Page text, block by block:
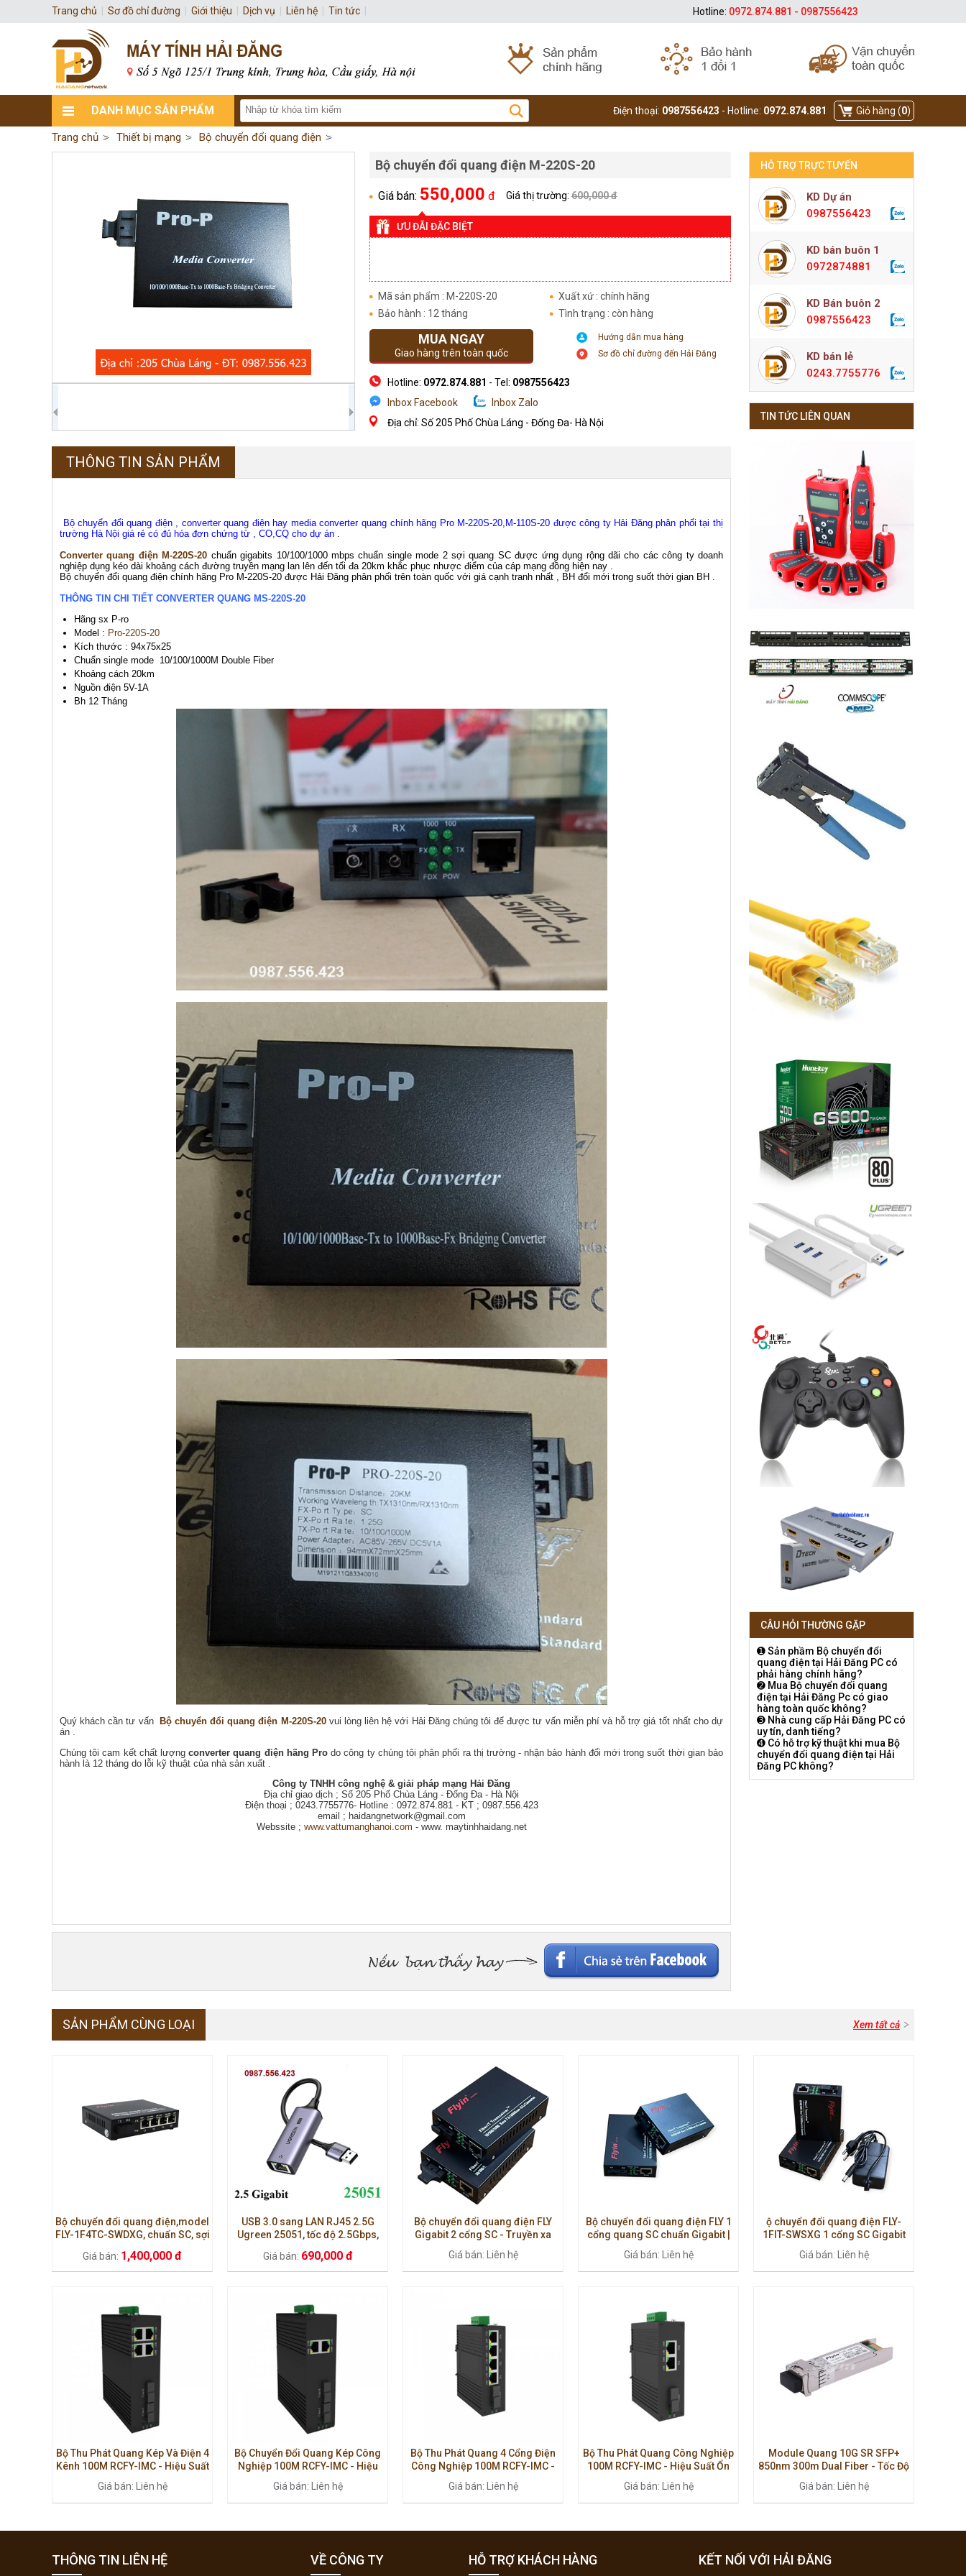
Giỏ hàng (0)
Điện thoại: 0987556423 - Hotline: 0972.874.881
DANH MỤC SẢN PHẨM
Trang chủ Thiết bị mạng Bộ chuyển đổi quang điện
Bộ chuyển đổi quang điện M-220S-20
Giá bán: 550,000 đ Giá thị trường: 600,000 đ
ƯU ĐÃI ĐẶC BIỆT
Mã sản phẩm : M-220S-20
Xuất xứ : chính hãng
Bảo hành : 12 tháng
Tình trạng : còn hàng
Hướng dẫn mua hàng
Sơ đồ chỉ đường đến Hải Đăng
MUA NGAY
Giao hàng trên toàn quốc
Hotline: 0972.874.881 - Tel: 0987556423
Inbox Facebook
Inbox Zalo
Địa chỉ: Số 205 Phố Chùa Láng - Đống Đa- Hà Nội
THÔNG TIN SẢN PHẨM
Bộ chuyển đổi quang điện , converter quang điện hay media converter quang chính hãng Pro M-220S-20,M-110S-20 được công ty Hải Đăng phân phối tại thị
trường Hà Nội giá rẻ có đủ hóa đơn chứng từ , CO,CQ cho dự án .
Converter quang điện M-220S-20 chuẩn gigabits 10/100/1000 mbps chuẩn single mode 2 sợi quang SC được ứng dụng rộng dãi cho các công ty doanh
nghiệp dụng kéo dài khoảng cách đường truyền mạng lan lên đến tối đa 20km khắc phục nhược điểm của cáp mạng đồng hiện nay .
Bộ chuyển đổi quang điện chính hãng Pro M-220S-20 được Hải Đăng phân phối trên toàn quốc với giá cạnh tranh nhất , BH đổi mới trong suốt thời gian BH .
THÔNG TIN CHI TIẾT CONVERTER QUANG MS-220S-20
Hãng sx P-ro
Model : Pro-220S-20
Kích thước : 94x75x25
Chuẩn single mode 10/100/1000M Double Fiber
Khoảng cách 20km
Nguồn điện 5V-1A
Bh 12 Tháng
Quý khách cần tư vấn Bộ chuyển đổi quang điện M-220S-20vui lòng liên hệ với Hải Đăng chúng tôi để được tư vấn miễn phí và hỗ trợ giá tốt nhất cho dự
án .
Chúng tôi cam kết chất lượngconverter quang điện hãng Prodo công ty chúng tôi phân phối ra thị trường - nhận bảo hành đổi mới trong suốt thời gian bảo
hành là 12 tháng do lỗi kỹ thuật của nhà sản xuất .
Công ty TNHH công nghệ & giải pháp mạng Hải Đăng
Địa chỉ giao dịch ; Số 205 Phố Chùa Láng - Đống Đa - Hà Nội
Điện thoại ; 0243.7755776- Hotline : 0972.874.881 - KT ; 0987.556.423
email ; haidangnetwork@gmail.com
Webssite ; www.vattumanghanoi.com - www. maytinhhaidang.net
HỖ TRỢ TRỰC TUYẾN
KD Dự án
0987556423
KD bán buôn 1
0972874881
KD Bán buôn 2
0987556423
KD bán lẻ
0243.7755776
TIN TỨC LIÊN QUAN
CÂU HỎI THƯỜNG GẶP
➊ Sản phầm Bộ chuyển đổi
quang điện tại Hải Đăng PC có
phải hàng chính hãng?
➋ Mua Bộ chuyển đổi quang
điện tại Hải Đăng Pc có giao
hàng toàn quốc không?
➌ Nhà cung cấp Hải Đăng PC có
uy tín, danh tiếng?
➍ Có hỗ trợ kỹ thuật khi mua Bộ
chuyển đổi quang điện tại Hải
Đăng PC không?
Xem tất cả
SẢN PHẨM CÙNG LOẠI
Bộ chuyển đổi quang điện,model
FLY-1F4TC-SWDXG, chuẩn SC, sợi
quang,
Giá bán: 1,400,000 đ
USB 3.0 sang LAN RJ45 2.5G
Ugreen 25051, tốc độ 2.5Gbps,
PC
Giá bán: 690,000 đ
Bộ chuyển đổi quang điện FLY
Gigabit 2 cổng SC - Truyền xa
25Km, bước sóng
TX1310nm/RX1310nm
Giá bán: Liên hệ
Bộ chuyển đổi quang điện FLY 1
cổng quang SC chuẩn Gigabit |
TX1310nm/RX1310nm | Truyền
xa 25Km
Giá bán: Liên hệ
ộ chuyển đổi quang điện FLY-
1FIT-SWSXG 1 cổng SC Gigabit
10/100/1000Mbps | Truyền xa
25Km
Giá bán: Liên hệ
Bộ Thu Phát Quang Kép Và Điện 4
Kênh 100M RCFY-IMC - Hiệu Suất
Cao, Ổn Định Công Nghiệp
Giá bán: Liên hệ
Bộ Chuyển Đổi Quang Kép Công
Nghiệp 100M RCFY-IMC - Hiệu
Suất Ổn Định, Bền Bỉ
Giá bán: Liên hệ
Bộ Thu Phát Quang 4 Cổng Điện
Công Nghiệp 100M RCFY-IMC -
Hiệu Suất Ổn Định, Bền Bỉ
Giá bán: Liên hệ
Bộ Thu Phát Quang Công Nghiệp
100M RCFY-IMC - Hiệu Suất Ổn
Định, Chống Nhiễu Cao
Giá bán: Liên hệ
Module Quang 10G SR SFP+
850nm 300m Dual Fiber - Tốc Độ
Cao, Truyền Dữ Liệu Ổn Định
Giá bán: Liên hệ
KẾT NỐI VỚI HẢI ĐĂNG
THÔNG TIN LIÊN HỆ VỀ CÔNG TY HỖ TRỢ KHÁCH HÀNG
Trang chủ Sơ đồ chỉ đường Giới thiệu Dịch vụ Liên hệ Tin tức Hotline: 0972.874.881 - 0987556423